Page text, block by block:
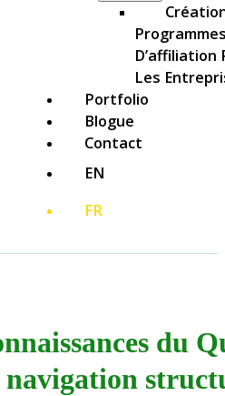
D’affiliation
Les
Portfolio
Blogue
Contact
EN
FR
du
navigation